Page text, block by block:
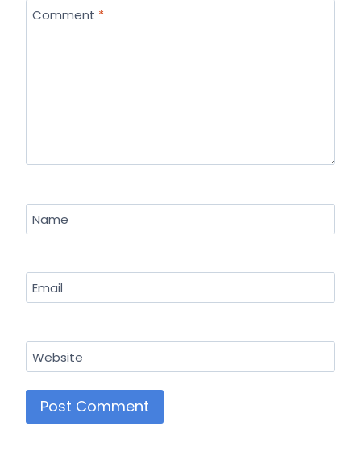
Comment *
Name
Email
Website